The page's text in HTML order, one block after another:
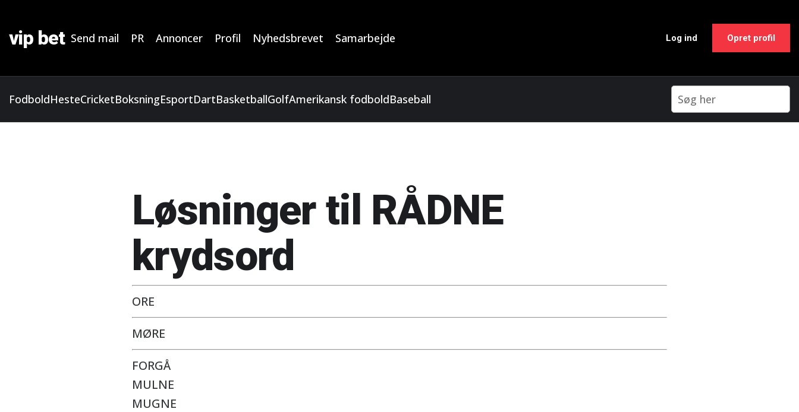
vip bet Send mail PR Annoncer Profil Nyhedsbrevet Samarbejde Log ind Opret profil
FodboldHesteCricketBoksningEsportDartBasketballGolfAmerikansk fodboldBaseball
Løsninger til RÅDNE
krydsord
ORE
MØRE
FORGÅ
MULNE
MUGNE